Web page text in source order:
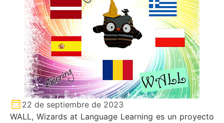
22 de septiembre de 2023
WALL, Wizards at Language Learning es un proyecto